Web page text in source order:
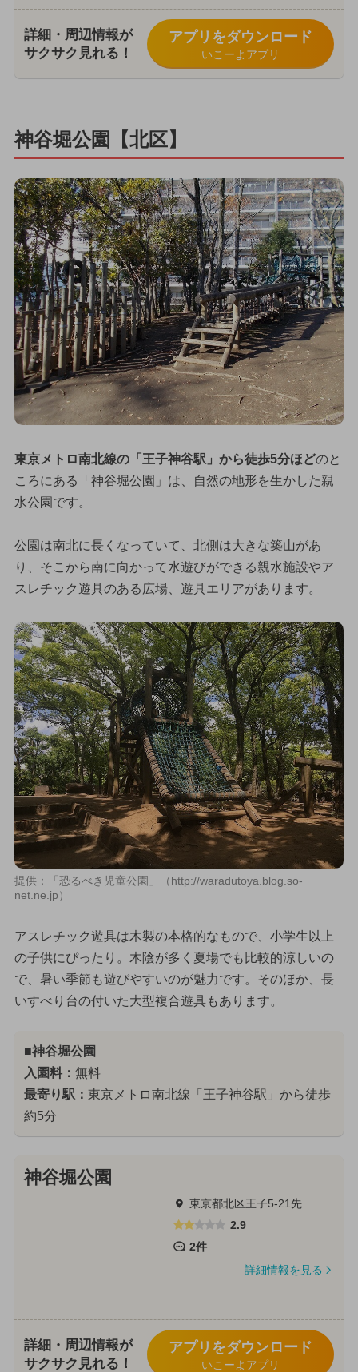
詳細・周辺情報が
サクサク見れる！
アプリをダウンロード
いこーよアプリ
神谷堀公園【北区】
東京メトロ南北線の「王子神谷駅」から徒歩5分ほどのと
ころにある「神谷堀公園」は、自然の地形を生かした親
水公園です。
公園は南北に長くなっていて、北側は大きな築山があ
り、そこから南に向かって水遊びができる親水施設やア
スレチック遊具のある広場、遊具エリアがあります。
提供：「恐るべき児童公園」（http://waradutoya.blog.so-
net.ne.jp）
アスレチック遊具は木製の本格的なもので、小学生以上
の子供にぴったり。木陰が多く夏場でも比較的涼しいの
で、暑い季節も遊びやすいのが魅力です。そのほか、長
いすべり台の付いた大型複合遊具もあります。
■神谷堀公園
入園料： 無料
最寄り駅： 東京メトロ南北線「王子神谷駅」から徒歩
約5分
神谷堀公園
東京都北区王子5-21先
2.9
2件
詳細情報を見る
詳細・周辺情報が
サクサク見れる！
アプリをダウンロード
いこーよアプリ